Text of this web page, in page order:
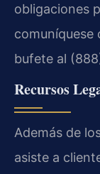
obligaciones
comuníquese
bufete al
Recursos
Además de
asiste a